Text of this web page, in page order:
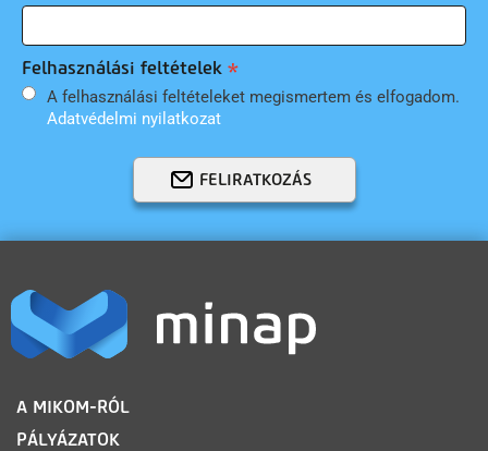
Felhasználási feltételek
A felhasználási feltételeket megismertem és elfogadom.
Adatvédelmi nyilatkozat
FELIRATKOZÁS
LÁBLÉC
A MIKOM-RÓL
PÁLYÁZATOK